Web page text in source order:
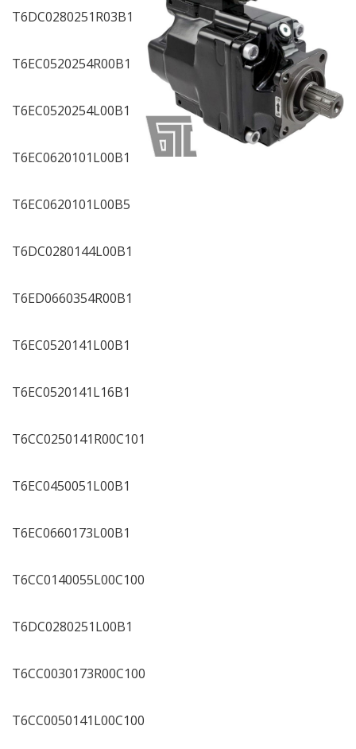
T6DC0280251R03B1
T6EC0520254R00B1
T6EC0520254L00B1
T6EC0620101L00B1
T6EC0620101L00B5
T6DC0280144L00B1
T6ED0660354R00B1
T6EC0520141L00B1
T6EC0520141L16B1
T6CC0250141R00C101
T6EC0450051L00B1
T6EC0660173L00B1
T6CC0140055L00C100
T6DC0280251L00B1
T6CC0030173R00C100
T6CC0050141L00C100